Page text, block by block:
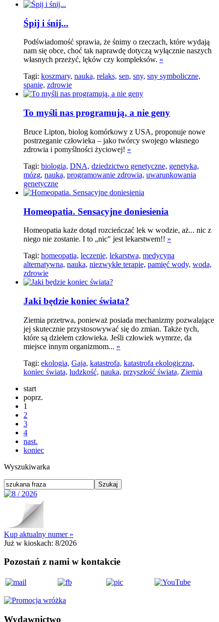
Śpij i śnij...
Podświadomość sprawia, że śnimy o rzeczach, które wydają
nam się obce, choć tak naprawdę dotyczą wyłącznie naszych
własnych przeżyć, lęków czy kompleksów. »
Tagi: koszmary, nauka, relaks, sen, sny, sny symboliczne,
spanie, zdrowie
To myśli nas programują, a nie geny
Bruce Lipton, biolog komórkowy z USA, proponuje nowe
postrzeganie człowieka – jako twórcy swojego własnego
zdrowia i pomyślności życiowej! »
Tagi: biologia, DNA, dziedzictwo genetyczne, genetyka,
mózg, nauka, programowanie zdrowia, uwarunkowania
genetyczne
Homeopatia. Sensacyjne doniesienia
Homeopatia każe dotąd rozcieńczać lek w wodzie, aż... nic z
niego nie zostanie. I to „nic" jest lekarstwem!! »
Tagi: homeopatia, leczenie, lekarstwa, medycyna
alternatywna, nauka, niezwykłe terapie, pamięć wody, woda,
zdrowie
Jaki będzie koniec świata?
Ziemia przetrwa, ponieważ posiada mechanizmy pozwalające
jej skutecznie przystosowywać się do zmian. Także tych,
które są dziełem człowieka. Jeśli człowiek wymrze, da
miejsce innym organizmom... »
Tagi: ekologia, Gaja, katastrofa, katastrofa ekologiczna,
koniec świata, ludzkość, nauka, przyszłość świata, Ziemia
start
poprz.
1
2
3
4
nast.
koniec
Wyszukiwarka
Kup aktualny numer »
Już w kioskach: 8/2026
Pozostań z nami w kontakcie
Wydawnictwo